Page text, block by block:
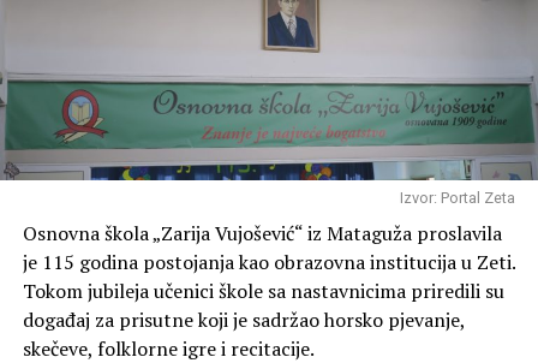
Izvor: Portal Zeta
Osnovna škola „Zarija Vujošević“ iz Mataguža proslavila
je 115 godina postojanja kao obrazovna institucija u Zeti.
Tokom jubileja učenici škole sa nastavnicima priredili su
događaj za prisutne koji je sadržao horsko pjevanje,
skečeve, folklorne igre i recitacije.